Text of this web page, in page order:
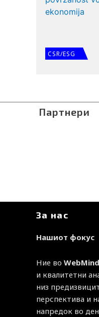
CSR/ESG
Партнери
За нас
Нашиот фокус
Ние во
и квалитетни
низ
перспектива и
напредок во